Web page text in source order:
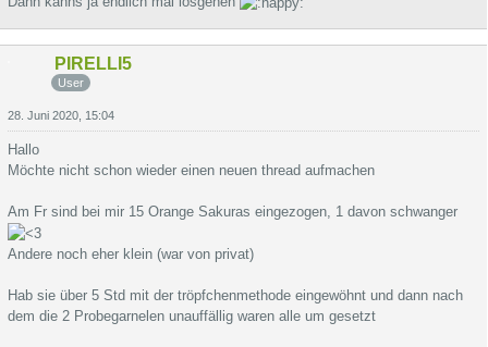
PIRELLI5
User
28. Juni 2020, 15:04
Hallo
Möchte nicht schon wieder einen neuen thread aufmachen
Am Fr sind bei mir 15 Orange Sakuras eingezogen, 1 davon schwanger
Andere noch eher klein (war von privat)
Hab sie über 5 Std mit der tröpfchenmethode eingewöhnt und dann nach
dem die 2 Probegarnelen unauffällig waren alle um gesetzt